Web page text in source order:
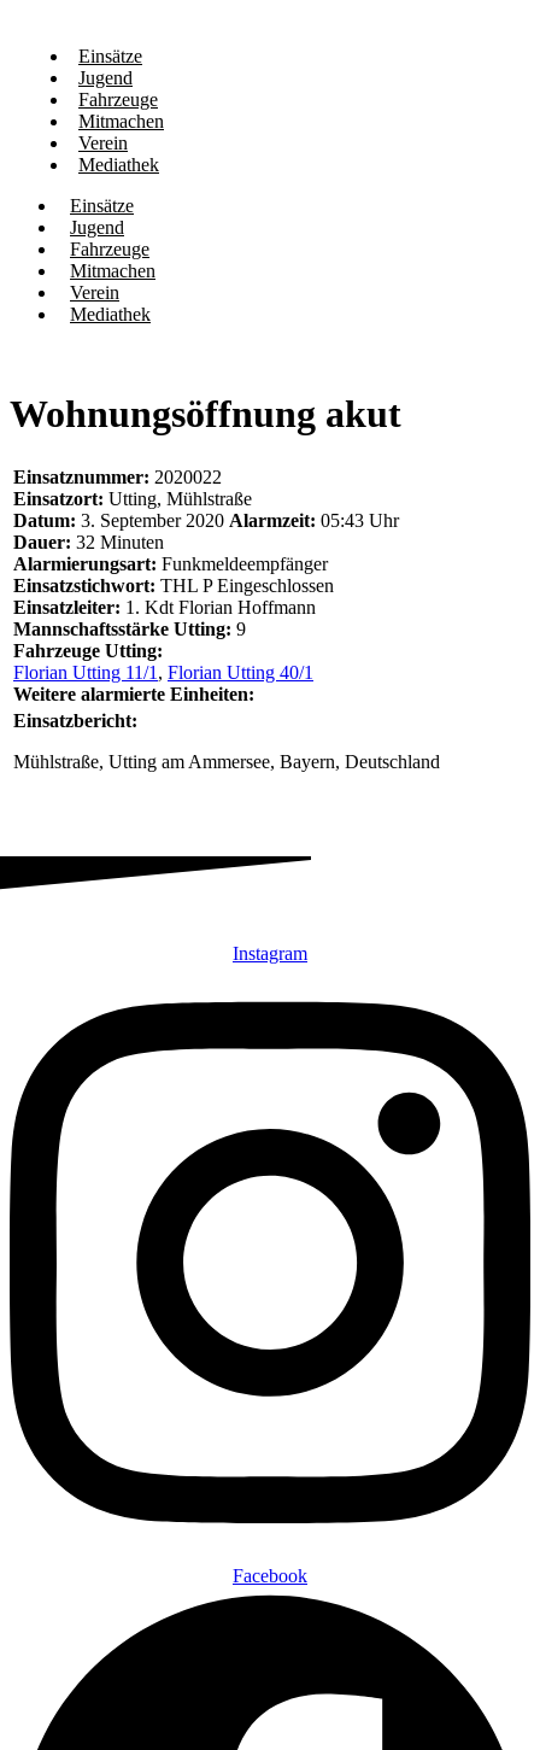
Einsätze
Jugend
Fahrzeuge
Mitmachen
Verein
Mediathek
Einsätze
Jugend
Fahrzeuge
Mitmachen
Verein
Mediathek
Wohnungsöffnung akut
Einsatznummer: 2020022
Einsatzort: Utting, Mühlstraße
Datum: 3. September 2020 Alarmzeit: 05:43 Uhr
Dauer: 32 Minuten
Alarmierungsart: Funkmeldeempfänger
Einsatzstichwort: THL P Eingeschlossen
Einsatzleiter: 1. Kdt Florian Hoffmann
Mannschaftsstärke Utting: 9
Fahrzeuge Utting:
Florian Utting 11/1 , Florian Utting 40/1
Weitere alarmierte Einheiten:
Einsatzbericht:
Mühlstraße, Utting am Ammersee, Bayern, Deutschland
Instagram
Facebook